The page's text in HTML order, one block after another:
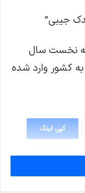
جيبي”
نخست سال
جیبی به کشور وارد شده
کپی لینک